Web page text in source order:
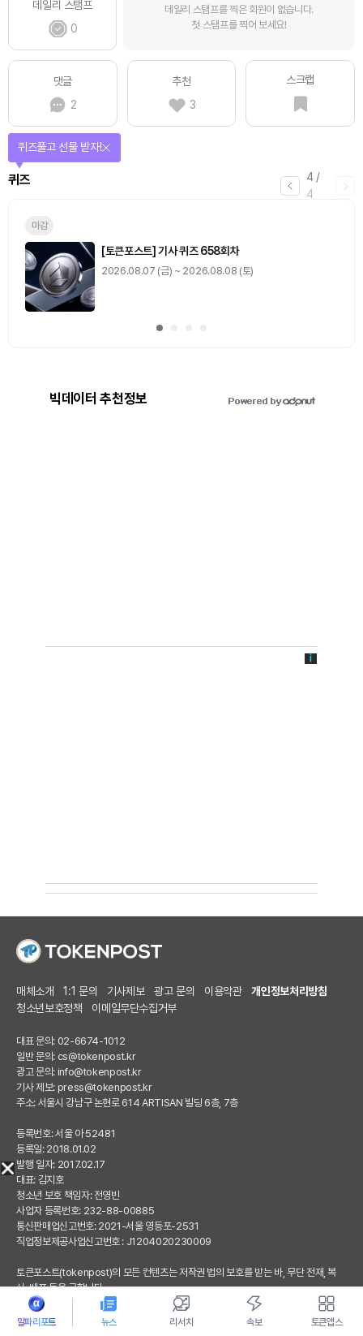
알파리포트 뉴스 리서치 속보 토큰앱스
데일리 스탬프
0
데일리 스탬프를 찍은 회원이 없습니다.
첫 스탬프를 찍어 보세요!
댓글
2
추천
3
스크랩
4 /
4
퀴즈
퀴즈풀고 선물 받자!
마감
[토큰포스트] 기사 퀴즈 658회차
2026.08.07 (금) ~ 2026.08.08 (토)
빅데이터 추천정보
매체소개 1:1 문의 기사제보 광고 문의 이용약관
개인정보처리방침
청소년보호정책
이메일무단수집거부
대표 문의: 02-6674-1012
일반 문의: cs@tokenpost.kr
광고 문의: info@tokenpost.kr
기사 제보: press@tokenpost.kr
주소: 서울시 강남구 논현로 614 ARTISAN 빌딩 6층, 7층
등록번호: 서울 아 52481
등록일: 2018.01.02
발행 일자: 2017.02.17
대표: 김지호
청소년 보호 책임자: 전영빈
사업자 등록번호: 232-88-00885
통신판매업신고번호: 2021-서울 영등포-2531
직업정보제공사업신고번호 : J1204020230009
토큰포스트(tokenpost)의 모든 컨텐츠는 저작권 법의 보호를 받는 바, 무단 전재, 복
사, 배포 등을 금합니다.
Copyright ⓒ 2026 토큰포스트. All Rights Reserved.